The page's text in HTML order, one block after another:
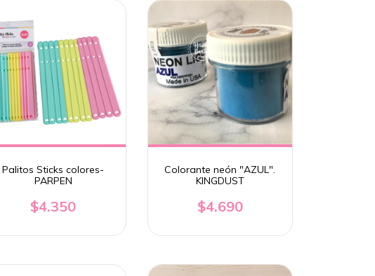
Palitos Sticks colores-
PARPEN
$4.350
Colorante neón "AZUL".
KINGDUST
$4.690